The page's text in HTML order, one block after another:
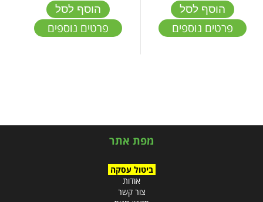
הוסף לסל
פרטים נוספים
הוסף לסל
פרטים נוספים
מפת אתר
ביטול עסקה
אודות
צור קשר